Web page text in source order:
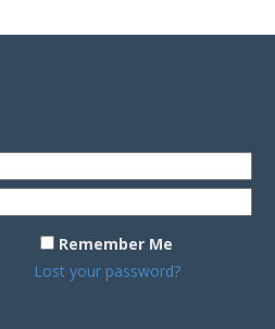
Remember Me
Lost your password?